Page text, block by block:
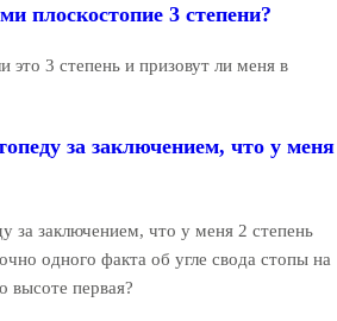
плоскостопие 3 степени?
это 3 степень и призовут ли меня в
за заключением, что у меня
за заключением, что у меня 2 степень
одного факта об угле свода стопы на
высоте первая?